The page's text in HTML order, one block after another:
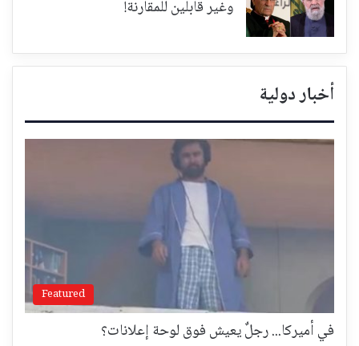
وغير قابلين للمقارنة!
أخبار دولية
Featured
في أميركا... رجلٌ يعيش فوق لوحة إعلانات؟